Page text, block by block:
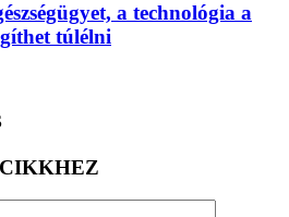
a technológia a
túlélni